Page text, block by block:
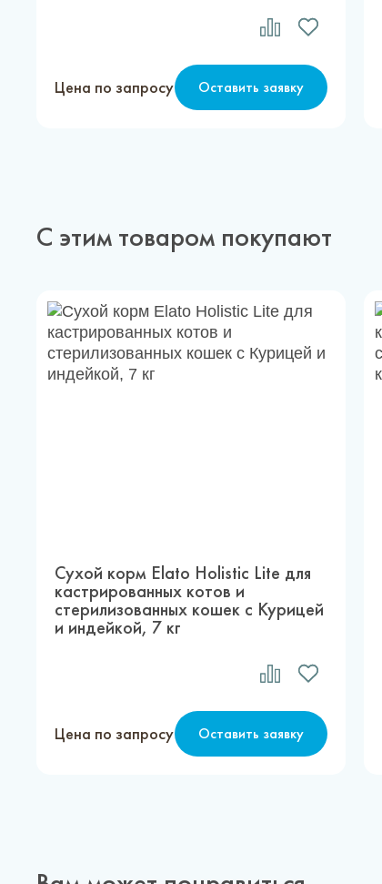
Цена по запросу Оставить заявку
С этим товаром покупают
Сухой корм Elato Holistic Lite для
кастрированных котов и
стерилизованных кошек с Курицей
и индейкой, 7 кг
Цена по запросу Оставить заявку